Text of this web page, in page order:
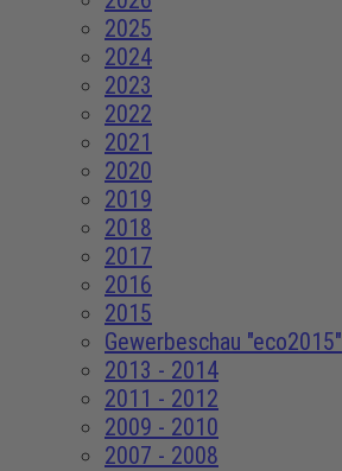
2025
2024
2023
2022
2021
2020
2019
2018
2017
2016
2015
Gewerbeschau "eco2015"
2013 - 2014
2011 - 2012
2009 - 2010
2007 - 2008